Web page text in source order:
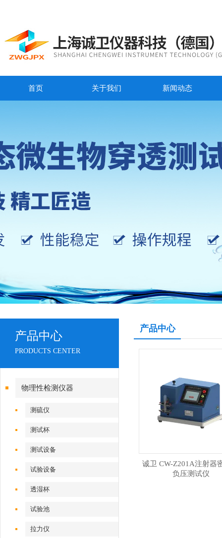
首页 关于我们 新闻动态
产品中心
PRODUCTS CENTER
物理性检测仪器
测硫仪
测试杯
测试设备
试验设备
透湿杯
试验池
拉力仪
产品中心
诚卫 CW-Z201A注射器
负压测试仪